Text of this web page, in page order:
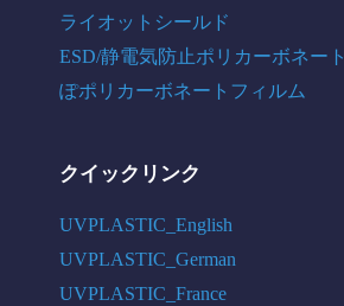
ライオットシールド
ESD/静電気防止ポリカーボネート
ぽポリカーボネートフィルム
クイックリンク
UVPLASTIC_English
UVPLASTIC_German
UVPLASTIC_France